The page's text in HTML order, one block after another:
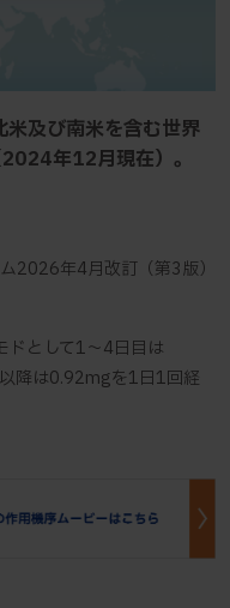
米及び南米を含む世界
年12月現在）。
2026年4月改訂（第3版）
ドとして1～4日目は
降は0.92mgを1日1回経